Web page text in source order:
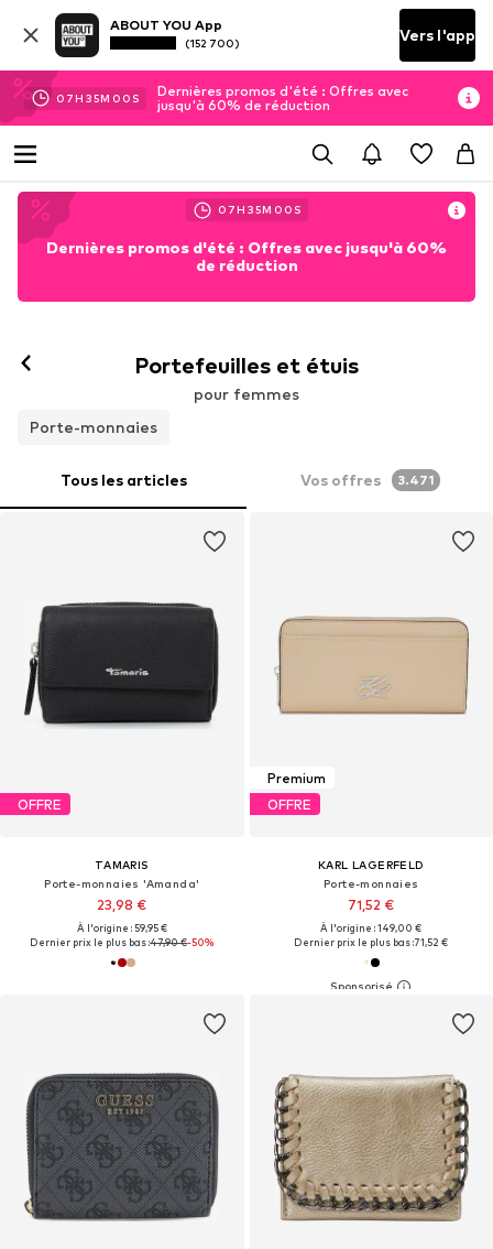
ABOUT YOU App
(152 700) Vers l'app
07H 34M 58S
Dernières promos d'été : Offres avec
jusqu'à 60% de réduction
07H 34M 58S
Dernières promos d'été : Offres avec jusqu'à 60%
de réduction
Portefeuilles et étuis
pour femmes
Porte-monnaies
Tous les articles Vos offres 3.471
OFFRE
TAMARIS
Porte-monnaies 'Amanda'
23,98 €
À l'origine : 59,95 €
Dernier prix le plus bas :47,90 €-50%
Premium
OFFRE
KARL LAGERFELD
Porte-monnaies
71,52 €
À l'origine : 149,00 €
Dernier prix le plus bas :71,52 €